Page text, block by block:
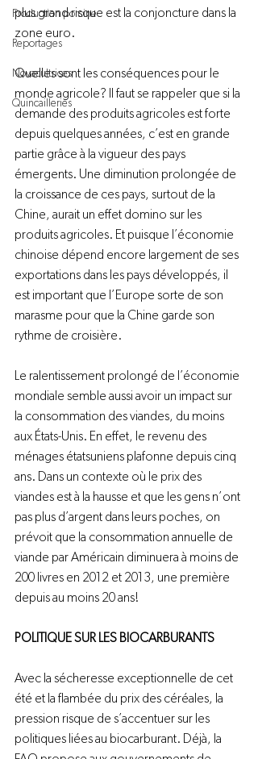
Production porcine
Reportages
Novacultrices
Quincailleries
plus grand risque est la conjoncture dans la
zone euro.
Quelles sont les conséquences pour le
monde agricole? Il faut se rappeler que si la
demande des produits agricoles est forte
depuis quelques années, c’est en grande
partie grâce à la vigueur des pays
émergents. Une diminution prolongée de
la croissance de ces pays, surtout de la
Chine, aurait un effet domino sur les
produits agricoles. Et puisque l’économie
chinoise dépend encore largement de ses
exportations dans les pays développés, il
est important que l’Europe sorte de son
marasme pour que la Chine garde son
rythme de croisière.
Le ralentissement prolongé de l’économie
mondiale semble aussi avoir un impact sur
la consommation des viandes, du moins
aux États-Unis. En effet, le revenu des
ménages étatsuniens plafonne depuis cinq
ans. Dans un contexte où le prix des
viandes est à la hausse et que les gens n’ont
pas plus d’argent dans leurs poches, on
prévoit que la consommation annuelle de
viande par Américain diminuera à moins de
200 livres en 2012 et 2013, une première
depuis au moins 20 ans!
POLITIQUE SUR LES BIOCARBURANTS
Avec la sécheresse exceptionnelle de cet
été et la flambée du prix des céréales, la
pression risque de s’accentuer sur les
politiques liées au biocarburant. Déjà, la